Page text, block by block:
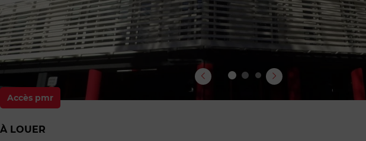
Accès pmr
À LOUER